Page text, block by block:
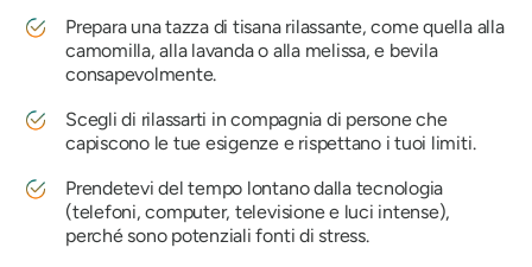
Prepara una tazza di tisana rilassante, come quella alla
camomilla, alla lavanda o alla melissa, e bevila
consapevolmente.
Scegli di rilassarti in compagnia di persone che
capiscono le tue esigenze e rispettano i tuoi limiti.
Prendetevi del tempo lontano dalla tecnologia
(telefoni, computer, televisione e luci intense),
perché sono potenziali fonti di stress.